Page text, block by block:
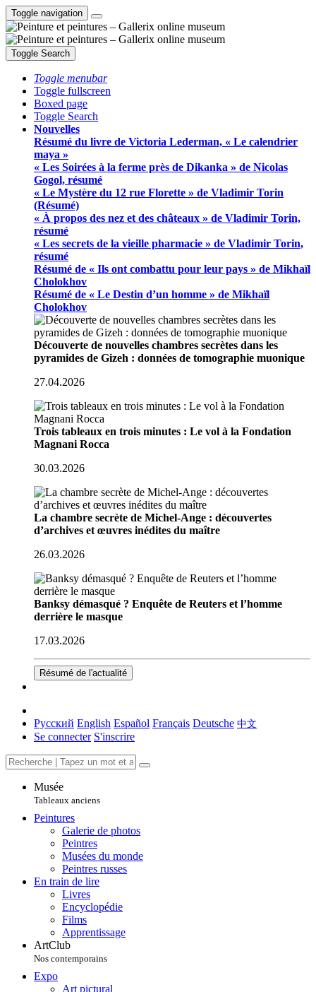
Toggle navigation
Toggle Search
Toggle menubar
Toggle fullscreen
Boxed page
Toggle Search
Nouvelles
Résumé du livre de Victoria Lederman, « Le calendrier
maya »
« Les Soirées à la ferme près de Dikanka » de Nicolas
Gogol, résumé
« Le Mystère du 12 rue Florette » de Vladimir Torin
(Résumé)
« À propos des nez et des châteaux » de Vladimir Torin,
résumé
« Les secrets de la vieille pharmacie » de Vladimir Torin,
résumé
Résumé de « Ils ont combattu pour leur pays » de Mikhaïl
Cholokhov
Résumé de « Le Destin d’un homme » de Mikhaïl
Cholokhov
Découverte de nouvelles chambres secrètes dans les
pyramides de Gizeh : données de tomographie muonique
27.04.2026
Trois tableaux en trois minutes : Le vol à la Fondation
Magnani Rocca
30.03.2026
La chambre secrète de Michel-Ange : découvertes
d’archives et œuvres inédites du maître
26.03.2026
Banksy démasqué ? Enquête de Reuters et l’homme
derrière le masque
17.03.2026
Résumé de l'actualité
Русский English Español Français Deutsche 中文
Se connecter S'inscrire
Musée
Tableaux anciens
Peintures
Galerie de photos
Peintres
Musées du monde
Peintres russes
En train de lire
Livres
Encyclopédie
Films
Apprentissage
ArtClub
Nos contemporains
Expo
Art pictural